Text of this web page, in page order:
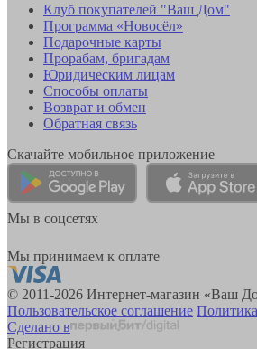
Клуб покупателей "Ваш Дом"
Программа «Новосёл»
Подарочные карты
Прорабам, бригадам
Юридическим лицам
Способы оплаты
Возврат и обмен
Обратная связь
Скачайте мобильное приложение
Мы в соцсетях
Мы принимаем к оплате
© 2011-2026 Интернет-магазин «Ваш
Пользовательское соглашение
Сделано в
Регистрация